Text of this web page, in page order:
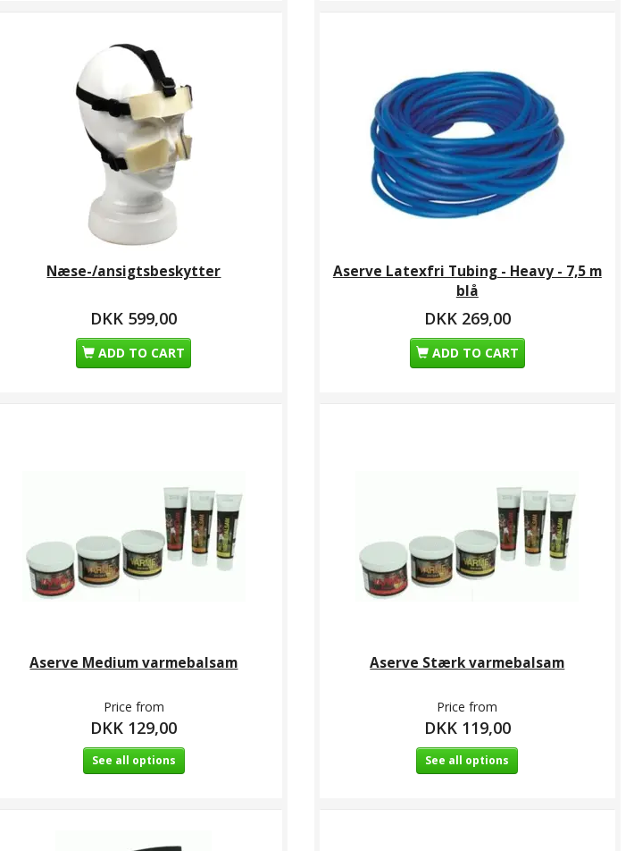
Næse-/ansigtsbeskytter
DKK 599,00
ADD TO CART
Aserve Latexfri Tubing - Heavy - 7,5 m
blå
DKK 269,00
ADD TO CART
Aserve Medium varmebalsam
Price from
DKK 129,00
See all options
Aserve Stærk varmebalsam
Price from
DKK 119,00
See all options